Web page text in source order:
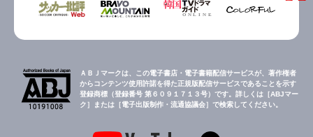
ＡＢＪマークは、この電子書店・電子書籍配信サービスが、著作権者
からコンテンツ使用許諾を得た正規版配信サービスであることを示す
登録商標（登録番号 第６０９１７１３号）です。詳しくは［ABJマー
ク］または［電子出版制作・流通協議会］で検索してください。